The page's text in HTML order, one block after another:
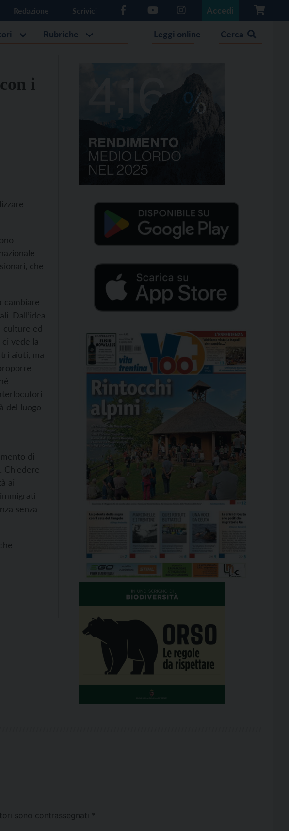
Redazione Scrivici Accedi
Rubriche Leggi online Cerca
i
che
cambiare
Dall’idea
culture ed
vede la
aiuti, ma
del luogo
di
Chiedere
ai
senza
sono contrassegnati *